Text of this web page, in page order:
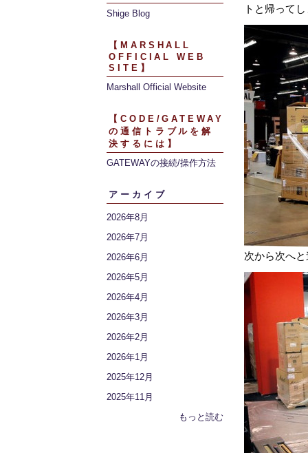
Shige Blog
【MARSHALL
OFFICIAL WEB
SITE】
Marshall Official Website
【CODE/GATEWAY
の通信トラブルを解
決するには】
GATEWAYの接続/操作方法
アーカイブ
2026年8月
2026年7月
2026年6月
2026年5月
2026年4月
2026年3月
2026年2月
2026年1月
2025年12月
2025年11月
もっと読む
トと帰って
次から次へ